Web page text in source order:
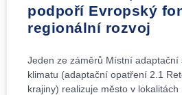
podpoří Evropský
regionální rozvoj
Jeden ze záměrů Místní adaptační
klimatu (adaptační opatření 2.1
krajiny) realizuje město v